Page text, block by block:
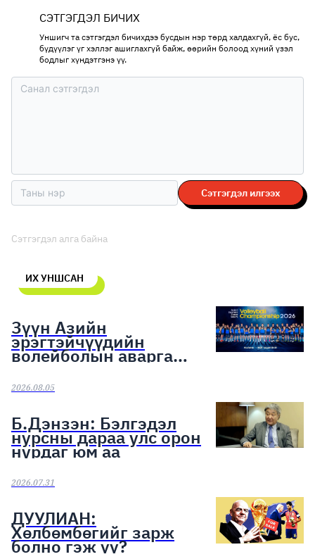
СЭТГЭГДЭЛ БИЧИХ
Уншигч та сэтгэгдэл бичихдээ бусдын нэр төрд халдахгүй, ёс бус,
бүдүүлэг үг хэллэг ашиглахгүй байж, өөрийн болоод хүний үзэл
бодлыг хүндэтгэнэ үү.
Сэтгэгдэл илгээх
Сэтгэгдэл алга байна
ИХ УНШСАН
Зүүн Азийн
эрэгтэйчүүдийн
волейболын аварга
шалгаруулах тэмцээн
эхэллээ
2026.08.05
Б.Дэнзэн: Бэлгэдэл
нурсны дараа улс орон
нурдаг юм аа
2026.07.31
ДУУЛИАН:
Хөлбөмбөгийг зарж
болно гэж үү?